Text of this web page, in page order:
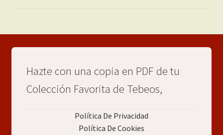
Hazte con una copia en PDF de tu
Colección Favorita de Tebeos,
Política De Privacidad
Política De Cookies